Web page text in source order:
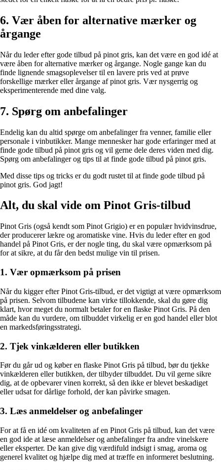
6. Vær åben for alternative mærker og
årgange
Når du leder efter gode tilbud på pinot gris, kan det være en god idé at
være åben for alternative mærker og årgange. Nogle gange kan du
finde lignende smagsoplevelser til en lavere pris ved at prøve
forskellige mærker eller årgange af pinot gris. Vær nysgerrig og
eksperimenterende med dine valg.
7. Spørg om anbefalinger
Endelig kan du altid spørge om anbefalinger fra venner, familie eller
personale i vinbutikker. Mange mennesker har gode erfaringer med at
finde gode tilbud på pinot gris og vil gerne dele deres viden med dig.
Spørg om anbefalinger og tips til at finde gode tilbud på pinot gris.
Med disse tips og tricks er du godt rustet til at finde gode tilbud på
pinot gris. God jagt!
Alt, du skal vide om Pinot Gris-tilbud
Pinot Gris (også kendt som Pinot Grigio) er en populær hvidvinsdrue,
der producerer lækre og aromatiske vine. Hvis du leder efter en god
handel på Pinot Gris, er der nogle ting, du skal være opmærksom på
for at sikre, at du får den bedst mulige vin til prisen.
1. Vær opmærksom på prisen
Når du kigger efter Pinot Gris-tilbud, er det vigtigt at være opmærksom
på prisen. Selvom tilbudene kan virke tillokkende, skal du gøre dig
klart, hvor meget du normalt betaler for en flaske Pinot Gris. På den
måde kan du vurdere, om tilbuddet virkelig er en god handel eller blot
en markedsføringsstrategi.
2. Tjek vinkælderen eller butikken
Før du går ud og køber en flaske Pinot Gris på tilbud, bør du tjekke
vinkælderen eller butikken, der tilbyder tilbuddet. Du vil gerne sikre
dig, at de opbevarer vinen korrekt, så den ikke er blevet beskadiget
eller udsat for dårlige forhold, der kan påvirke smagen.
3. Læs anmeldelser og anbefalinger
For at få en idé om kvaliteten af en Pinot Gris på tilbud, kan det være
en god ide at læse anmeldelser og anbefalinger fra andre vinelskere
eller eksperter. De kan give dig værdifuld indsigt i smag, aroma og
generel kvalitet og hjælpe dig med at træffe en informeret beslutning.